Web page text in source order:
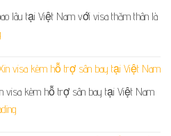
lâu tại Việt Nam với visa thăm thân là
visa kèm hỗ trợ sân bay tại Việt Nam
visa kèm hỗ trợ sân bay tại Việt Nam